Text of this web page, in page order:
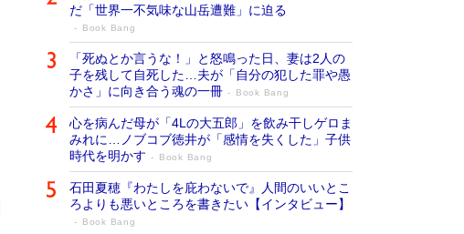
だ「世界一不気味な山岳遭難」に迫る
Book Bang
「死ぬとか言うな！」と怒鳴った日、妻は2人の
子を残して自死した…夫が「自分の犯した罪や愚
かさ」に向き合う魂の一冊
Book Bang
心を病んだ母が「4Lの大五郎」を飲み干しゲロま
みれに…ノブコブ徳井が「感情を失くした」子供
時代を明かす
Book Bang
石田夏穂『わたしを庇わないで』人間のいいとこ
ろよりも悪いところを書きたい【インタビュー】
Book Bang